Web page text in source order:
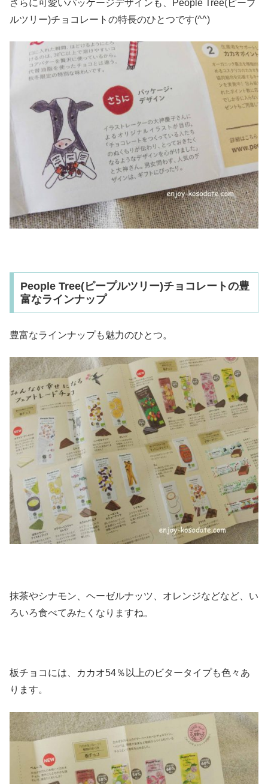
さらに可愛いパッケージデザインも、People Tree(ピープ
ルツリー)チョコレートの特長のひとつです(^^)
People Tree(ピープルツリー)チョコレートの豊
富なラインナップ
豊富なラインナップも魅力のひとつ。
抹茶やシナモン、ヘーゼルナッツ、オレンジなどなど、い
ろいろ食べてみたくなりますね。
板チョコには、カカオ54％以上のビタータイプも色々あ
ります。